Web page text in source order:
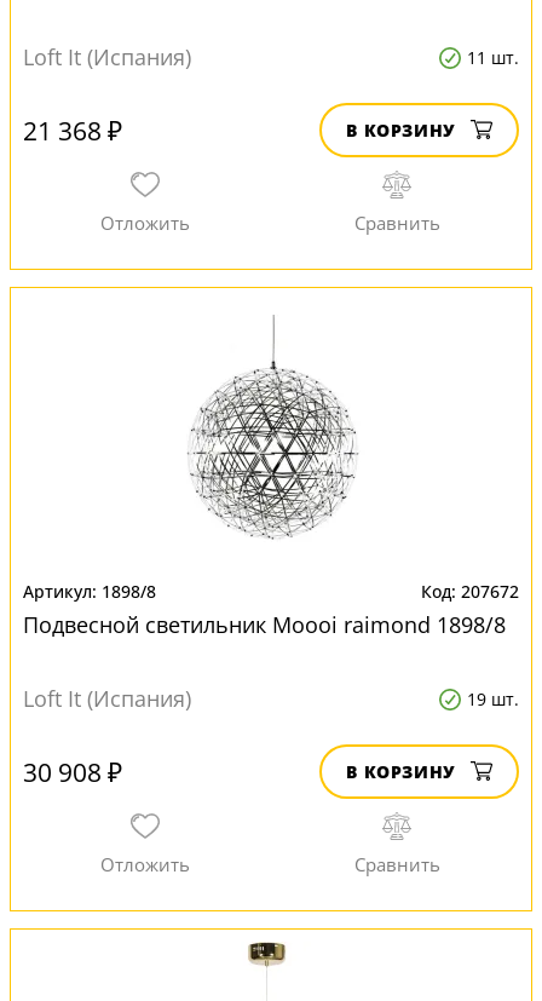
Loft It (Испания) 11 шт.
21 368 ₽ В КОРЗИНУ
1898/8 207672
Подвесной светильник Moooi raimond 1898/8
Loft It (Испания) 19 шт.
30 908 ₽ В КОРЗИНУ